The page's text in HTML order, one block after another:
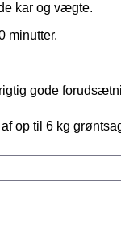
kar og vægte.
minutter.
gode
op til 6 kg